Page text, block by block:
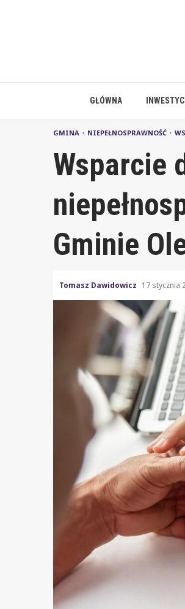
GŁÓWNA
GMINA NIEPEŁNOSPRAWNOŚĆ
Wsparcie
Gminie
Tomasz Dawidowicz 17 stycznia